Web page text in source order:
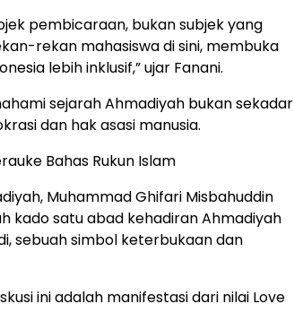
pembicaraan, bukan subjek yang
rekan mahasiswa di sini, membuka
lebih inklusif,” ujar Fanani.
sejarah Ahmadiyah bukan sekadar
dan hak asasi manusia.
Bahas Rukun Islam
Muhammad Ghifari Misbahuddin
kado satu abad kehadiran Ahmadiyah
sebuah simbol keterbukaan dan
ini adalah manifestasi dari nilai Love